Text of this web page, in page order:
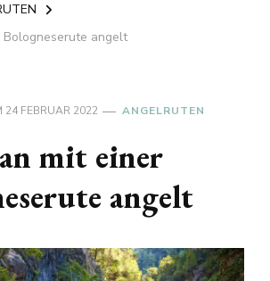
angelt
24 FEBRUAR 2022 ANGELRUTEN
mit einer
angelt